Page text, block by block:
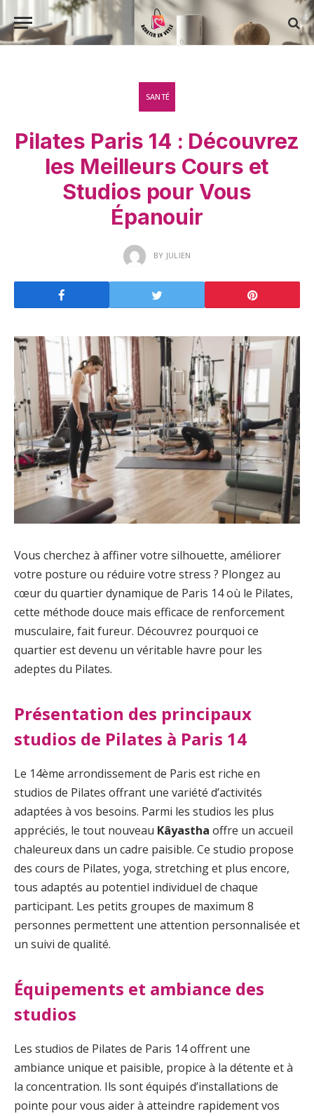
SANTÉ
Pilates Paris 14 : Découvrez
les Meilleurs Cours et
Studios pour Vous
Épanouir
BY JULIEN
Vous cherchez à affiner votre silhouette, améliorer
votre posture ou réduire votre stress ? Plongez au
cœur du quartier dynamique de Paris 14 où le Pilates,
cette méthode douce mais efficace de renforcement
musculaire, fait fureur. Découvrez pourquoi ce
quartier est devenu un véritable havre pour les
adeptes du Pilates.
Présentation des principaux
studios de Pilates à Paris 14
Le 14ème arrondissement de Paris est riche en
studios de Pilates offrant une variété d’activités
adaptées à vos besoins. Parmi les studios les plus
appréciés, le tout nouveau Kâyastha offre un accueil
chaleureux dans un cadre paisible. Ce studio propose
des cours de Pilates, yoga, stretching et plus encore,
tous adaptés au potentiel individuel de chaque
participant. Les petits groupes de maximum 8
personnes permettent une attention personnalisée et
un suivi de qualité.
Équipements et ambiance des
studios
Les studios de Pilates de Paris 14 offrent une
ambiance unique et paisible, propice à la détente et à
la concentration. Ils sont équipés d’installations de
pointe pour vous aider à atteindre rapidement vos